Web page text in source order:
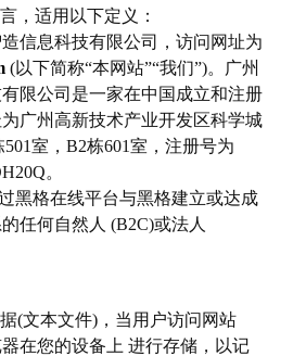
，适用以下定义：
信息科技有限公司，访问网址为
(以下简称“本网站”“我们”)。广州
限公司是一家在中国成立和注册
广州高新技术产业开发区科学城
室，B2栋601室，注册号为
。
黑格在线平台与黑格建立或达成
任何自然人 (B2C)或法人
(文本文件)，当用户访问网站
在您的设备上 进行存储，以记